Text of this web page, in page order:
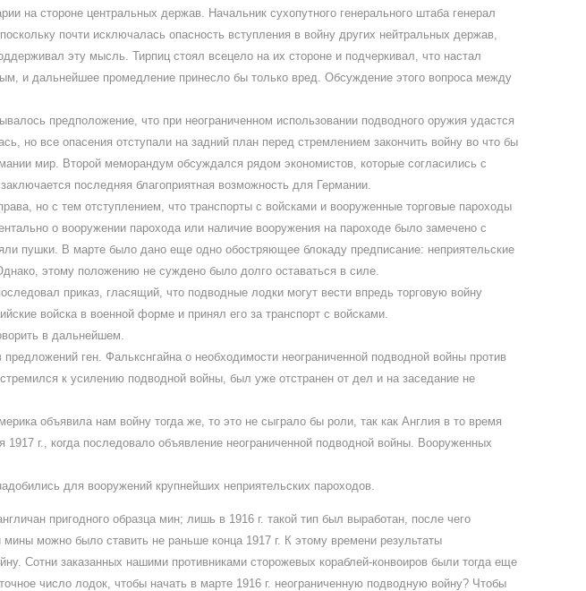
на стороне центральных держав. Начальник сухопутного генерального штаба генерал
почти исключалась опасность вступления в войну других нейтральных держав,
эту мысль. Тирпиц стоял всецело на их стороне и подчеркивал, что настал
и дальнейшее промедление принесло бы только вред. Обсуждение этого вопроса между
предположение, что при неограниченном использовании подводного оружия удастся
но все опасения отступали на задний план перед стремлением закончить войну во что бы
мир. Второй меморандум обсуждался рядом экономистов, которые согласились с
последняя благоприятная возможность для Германии.
но с тем отступлением, что транспорты с войсками и вооруженные торговые пароходы
о вооружении парохода или наличие вооружения на пароходе было замечено с
пушки. В марте было дано еще одно обостряющее блокаду предписание: неприятельские
этому положению не суждено было долго оставаться в силе.
приказ, гласящий, что подводные лодки могут вести впредь торговую войну
войска в военной форме и принял его за транспорт с войсками.
в дальнейшем.
ген. Фалькснгайна о необходимости неограниченной подводной войны против
к усилению подводной войны, был уже отстранен от дел и на заседание не
объявила нам войну тогда же, то это не сыграло бы роли, так как Англия в то время
г., когда последовало объявление неограниченной подводной войны. Вооруженных
для вооружений крупнейших неприятельских пароходов.
пригодного образца мин; лишь в 1916 г. такой тип был выработан, после чего
можно было ставить не раньше конца 1917 г. К этому времени результаты
Сотни заказанных нашими противниками сторожевых кораблей-конвоиров были тогда еще
число лодок, чтобы начать в марте 1916 г. неограниченную подводную войну? Чтобы